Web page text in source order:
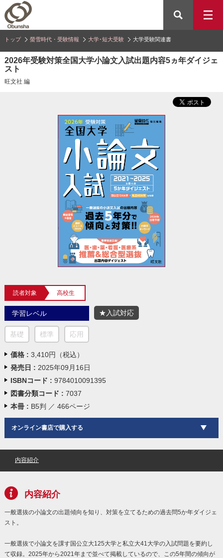
トップ 螢雪時代・受験情報 大学･短大受験 大学受験関連書
2026年受験対策全国大学小論文入試出題内容5ヵ年ダイジェ
スト
旺文社 編
読者対象 高校生
学習レベル
基礎 標準 応用
★入試対応
価格 : 3,410円（税込）
発売日 : 2025年09月16日
ISBNコード : 9784010091395
図書分類コード : 7037
本冊 : B5判 ／ 466ページ
オンライン書店で購入する
内容紹介
内容紹介
一般選抜の小論文の出題傾向を知り、対策を立てるための過去問5か年ダイジェ
スト。
一般選抜で小論文を課す国公立大125大学と私立大41大学の入試問題を要約し
て収録。2025年から2021年まで並べて掲載しているので、この5年間の傾向が